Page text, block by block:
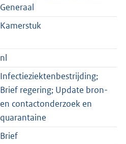
Generaal
Kamerstuk
nl
Infectieziektenbestrijding;
Brief regering; Update bron-
en contactonderzoek en
quarantaine
Brief